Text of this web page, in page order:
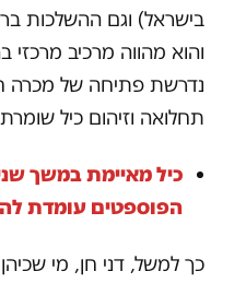
בישראל) וגם ההשלכות
והוא מהווה מרכיב
נדרשת פתיחה של מכרה
תחלואה וזיהום כיל
כיל מאיימת במשך
הפוספטים עומדת
כך למשל, דני חן, מי